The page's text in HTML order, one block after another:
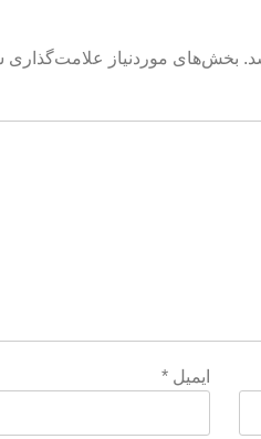
بخش‌های موردنیاز علامت‌گذاری
ایمیل*